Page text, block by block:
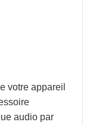
votre appareil
audio par